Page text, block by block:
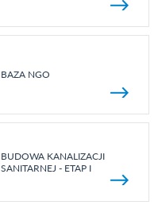
BAZA NGO
BUDOWA KANALIZACJI
SANITARNEJ - ETAP I